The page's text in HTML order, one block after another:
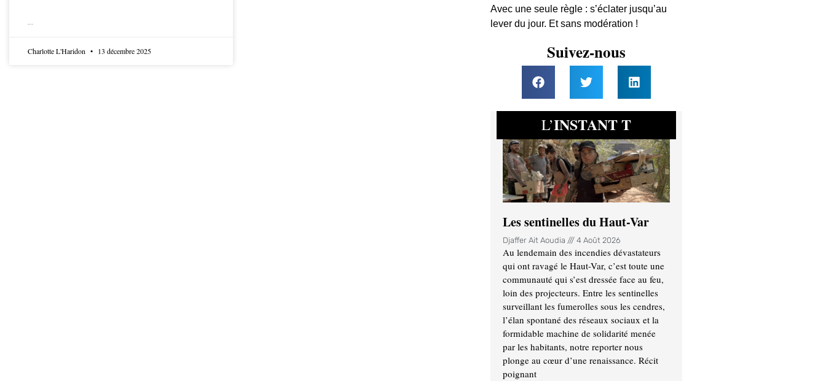
Charlotte L'Haridon 13 décembre 2025
Avec une seule règle : s’éclater jusqu’au
lever du jour. Et sans modération !
Suivez-nous
L’INSTANT T
Les sentinelles du Haut-Var
Djaffer Ait Aoudia 4 Août 2026
Au lendemain des incendies dévastateurs
qui ont ravagé le Haut-Var, c’est toute une
communauté qui s’est dressée face au feu,
loin des projecteurs. Entre les sentinelles
surveillant les fumerolles sous les cendres,
l’élan spontané des réseaux sociaux et la
formidable machine de solidarité menée
par les habitants, notre reporter nous
plonge au cœur d’une renaissance. Récit
poignant